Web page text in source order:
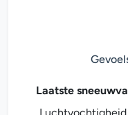
Laatste